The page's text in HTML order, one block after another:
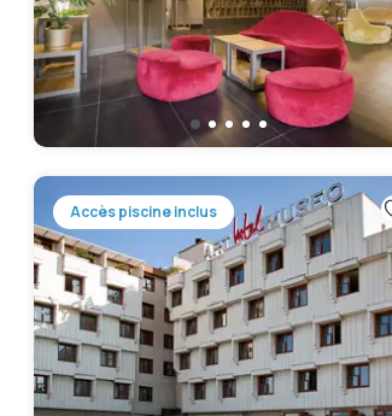
Accès piscine inclus